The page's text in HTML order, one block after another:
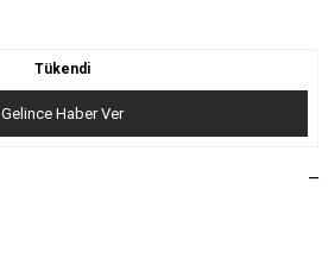
Tükendi
Gelince Haber Ver